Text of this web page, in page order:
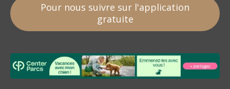
Pour nous suivre sur l'application
gratuite